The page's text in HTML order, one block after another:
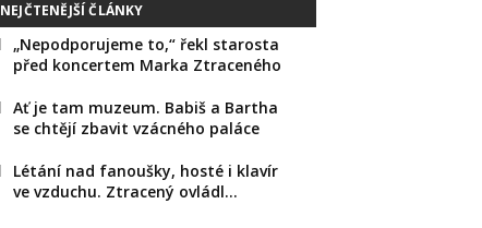
NEJČTENĚJŠÍ ČLÁNKY
„Nepodporujeme to,“ řekl starosta
před koncertem Marka Ztraceného
Ať je tam muzeum. Babiš a Bartha
se chtějí zbavit vzácného paláce
Létání nad fanoušky, hosté i klavír
ve vzduchu. Ztracený ovládl…